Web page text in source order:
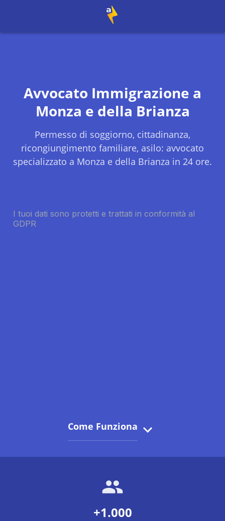
Avvocato Immigrazione a
Monza e della Brianza
Permesso di soggiorno, cittadinanza,
ricongiungimento familiare, asilo: avvocato
specializzato a Monza e della Brianza in 24 ore.
Come Funziona
+1.000